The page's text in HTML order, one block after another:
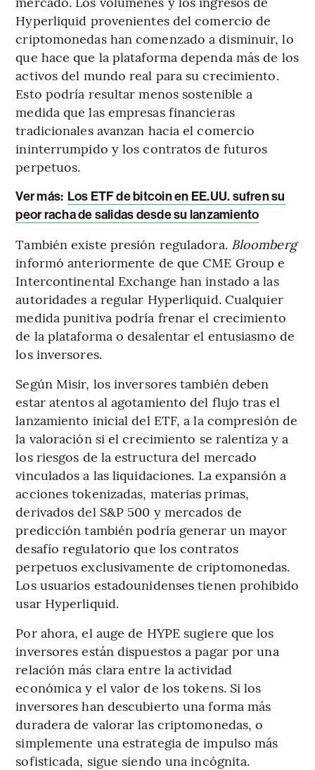
Hyperliquid provenientes del comercio de
criptomonedas han comenzado a disminuir, lo
que hace que la plataforma dependa más de los
activos del mundo real para su crecimiento.
Esto podría resultar menos sostenible a
medida que las empresas financieras
tradicionales avanzan hacia el comercio
ininterrumpido y los contratos de futuros
perpetuos.
Ver más: Los ETF de bitcoin en EE.UU. sufren su
peor racha de salidas desde su lanzamiento
También existe presión reguladora. Bloomberg
informó anteriormente de que CME Group e
Intercontinental Exchange han instado a las
autoridades a regular Hyperliquid. Cualquier
medida punitiva podría frenar el crecimiento
de la plataforma o desalentar el entusiasmo de
los inversores.
Según Misir, los inversores también deben
estar atentos al agotamiento del flujo tras el
lanzamiento inicial del ETF, a la compresión de
la valoración si el crecimiento se ralentiza y a
los riesgos de la estructura del mercado
vinculados a las liquidaciones. La expansión a
acciones tokenizadas, materias primas,
derivados del S&P 500 y mercados de
predicción también podría generar un mayor
desafío regulatorio que los contratos
perpetuos exclusivamente de criptomonedas.
Los usuarios estadounidenses tienen prohibido
usar Hyperliquid.
Por ahora, el auge de HYPE sugiere que los
inversores están dispuestos a pagar por una
relación más clara entre la actividad
económica y el valor de los tokens. Si los
inversores han descubierto una forma más
duradera de valorar las criptomonedas, o
simplemente una estrategia de impulso más
sofisticada, sigue siendo una incógnita.